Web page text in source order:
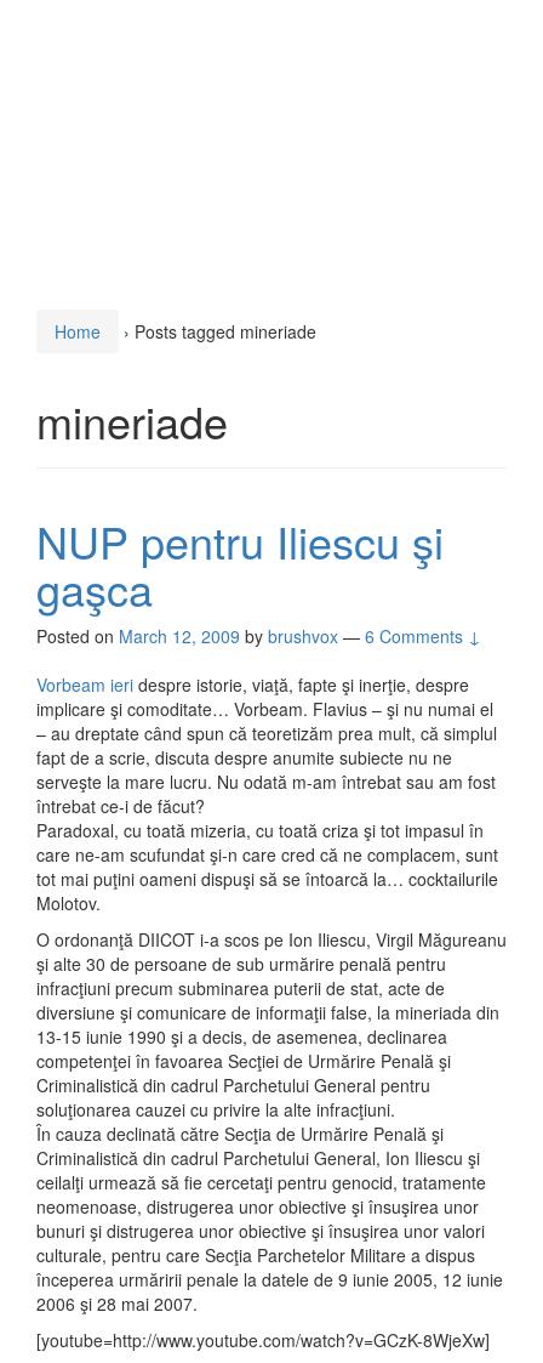
Home › Posts tagged mineriade
mineriade
NUP pentru Iliescu şi
gaşca
Posted on March 12, 2009 by brushvox — 6 Comments ↓
Vorbeam ieri despre istorie, viaţă, fapte şi inerţie, despre
implicare şi comoditate… Vorbeam. Flavius – şi nu numai el
– au dreptate când spun că teoretizăm prea mult, că simplul
fapt de a scrie, discuta despre anumite subiecte nu ne
serveşte la mare lucru. Nu odată m-am întrebat sau am fost
întrebat ce-i de făcut?
Paradoxal, cu toată mizeria, cu toată criza şi tot impasul în
care ne-am scufundat şi-n care cred că ne complacem, sunt
tot mai puţini oameni dispuşi să se întoarcă la… cocktailurile
Molotov.
O ordonanţă DIICOT i-a scos pe Ion Iliescu, Virgil Măgureanu
şi alte 30 de persoane de sub urmărire penală pentru
infracţiuni precum subminarea puterii de stat, acte de
diversiune şi comunicare de informaţii false, la mineriada din
13-15 iunie 1990 şi a decis, de asemenea, declinarea
competenţei în favoarea Secţiei de Urmărire Penală şi
Criminalistică din cadrul Parchetului General pentru
soluţionarea cauzei cu privire la alte infracţiuni.
În cauza declinată către Secţia de Urmărire Penală şi
Criminalistică din cadrul Parchetului General, Ion Iliescu şi
ceilalţi urmează să fie cercetaţi pentru genocid, tratamente
neomenoase, distrugerea unor obiective şi însuşirea unor
bunuri şi distrugerea unor obiective şi însuşirea unor valori
culturale, pentru care Secţia Parchetelor Militare a dispus
începerea urmăririi penale la datele de 9 iunie 2005, 12 iunie
2006 şi 28 mai 2007.
[youtube=http://www.youtube.com/watch?v=GCzK-8WjeXw]